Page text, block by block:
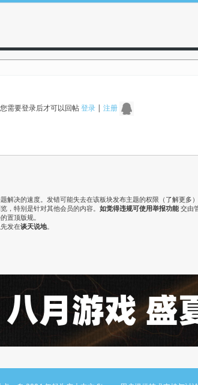
您需要登录后才可以回帖登录| 注册
题解决的速度。发错可能失去在该板块发布主题的权限（ 了解更多 ）
，特别是针对其他会员的内容。 如觉得违规可使用举报功能 交由
置顶版规。
发在谈天说地。